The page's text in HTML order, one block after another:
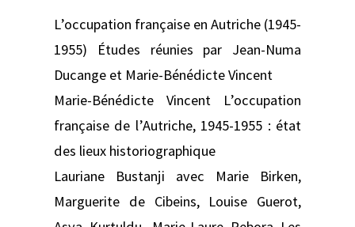
L’occupation française en Autriche (1945-
1955) Études réunies par Jean-Numa
Ducange et Marie-Bénédicte Vincent
Marie-Bénédicte Vincent L’occupation
française de l’Autriche, 1945-1955 : état
des lieux historiographique
Lauriane Bustanji avec Marie Birken,
Marguerite de Cibeins, Louise Guerot,